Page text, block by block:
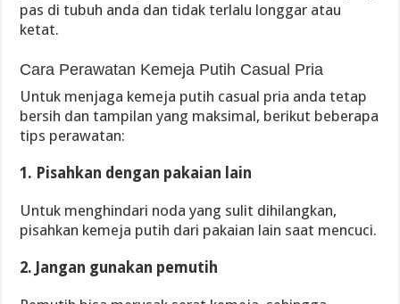
pas di tubuh anda dan tidak terlalu longgar atau
ketat.
Cara Perawatan Kemeja Putih Casual Pria
Untuk menjaga kemeja putih casual pria anda tetap
bersih dan tampilan yang maksimal, berikut beberapa
tips perawatan:
1. Pisahkan dengan pakaian lain
Untuk menghindari noda yang sulit dihilangkan,
pisahkan kemeja putih dari pakaian lain saat mencuci.
2. Jangan gunakan pemutih